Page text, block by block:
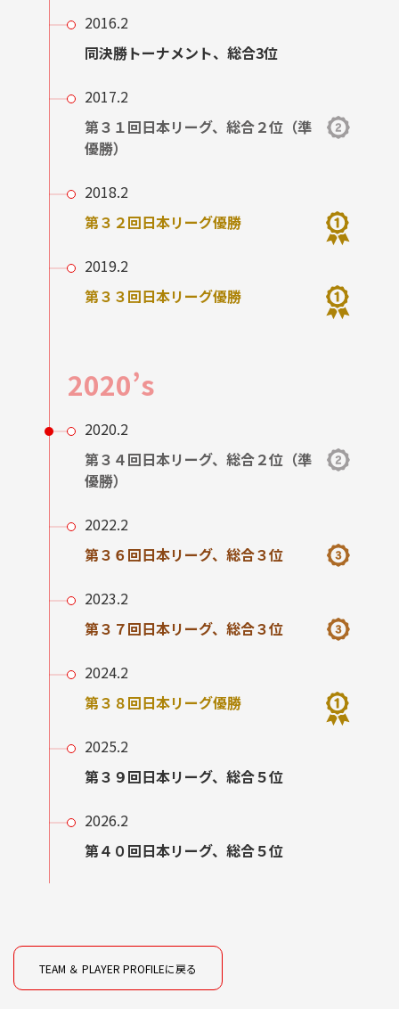
2016.2
同決勝トーナメント、総合3位
2017.2
第３１回日本リーグ、総合２位（準
優勝）
2018.2
第３２回日本リーグ優勝
2019.2
第３３回日本リーグ優勝
2020’s
2020.2
第３４回日本リーグ、総合２位（準
優勝）
2022.2
第３６回日本リーグ、総合３位
2023.2
第３７回日本リーグ、総合３位
2024.2
第３８回日本リーグ優勝
2025.2
第３９回日本リーグ、総合５位
2026.2
第４０回日本リーグ、総合５位
TEAM ＆ PLAYER PROFILEに戻る